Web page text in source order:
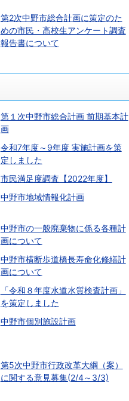
第2次中野市総合計画に策定のた
めの市民・高校生アンケート調査
報告書について
第１次中野市総合計画 前期基本計
画
令和7年度～9年度 実施計画を策
定しました
市民満足度調査【2022年度】
中野市地域情報化計画
中野市の一般廃棄物に係る各種計
画について
中野市横断歩道橋長寿命化修繕計
画について
「令和８年度水道水質検査計画」
を策定しました
中野市個別施設計画
第5次中野市行政改革大綱（案）
に関する意見募集(2/4～3/3)